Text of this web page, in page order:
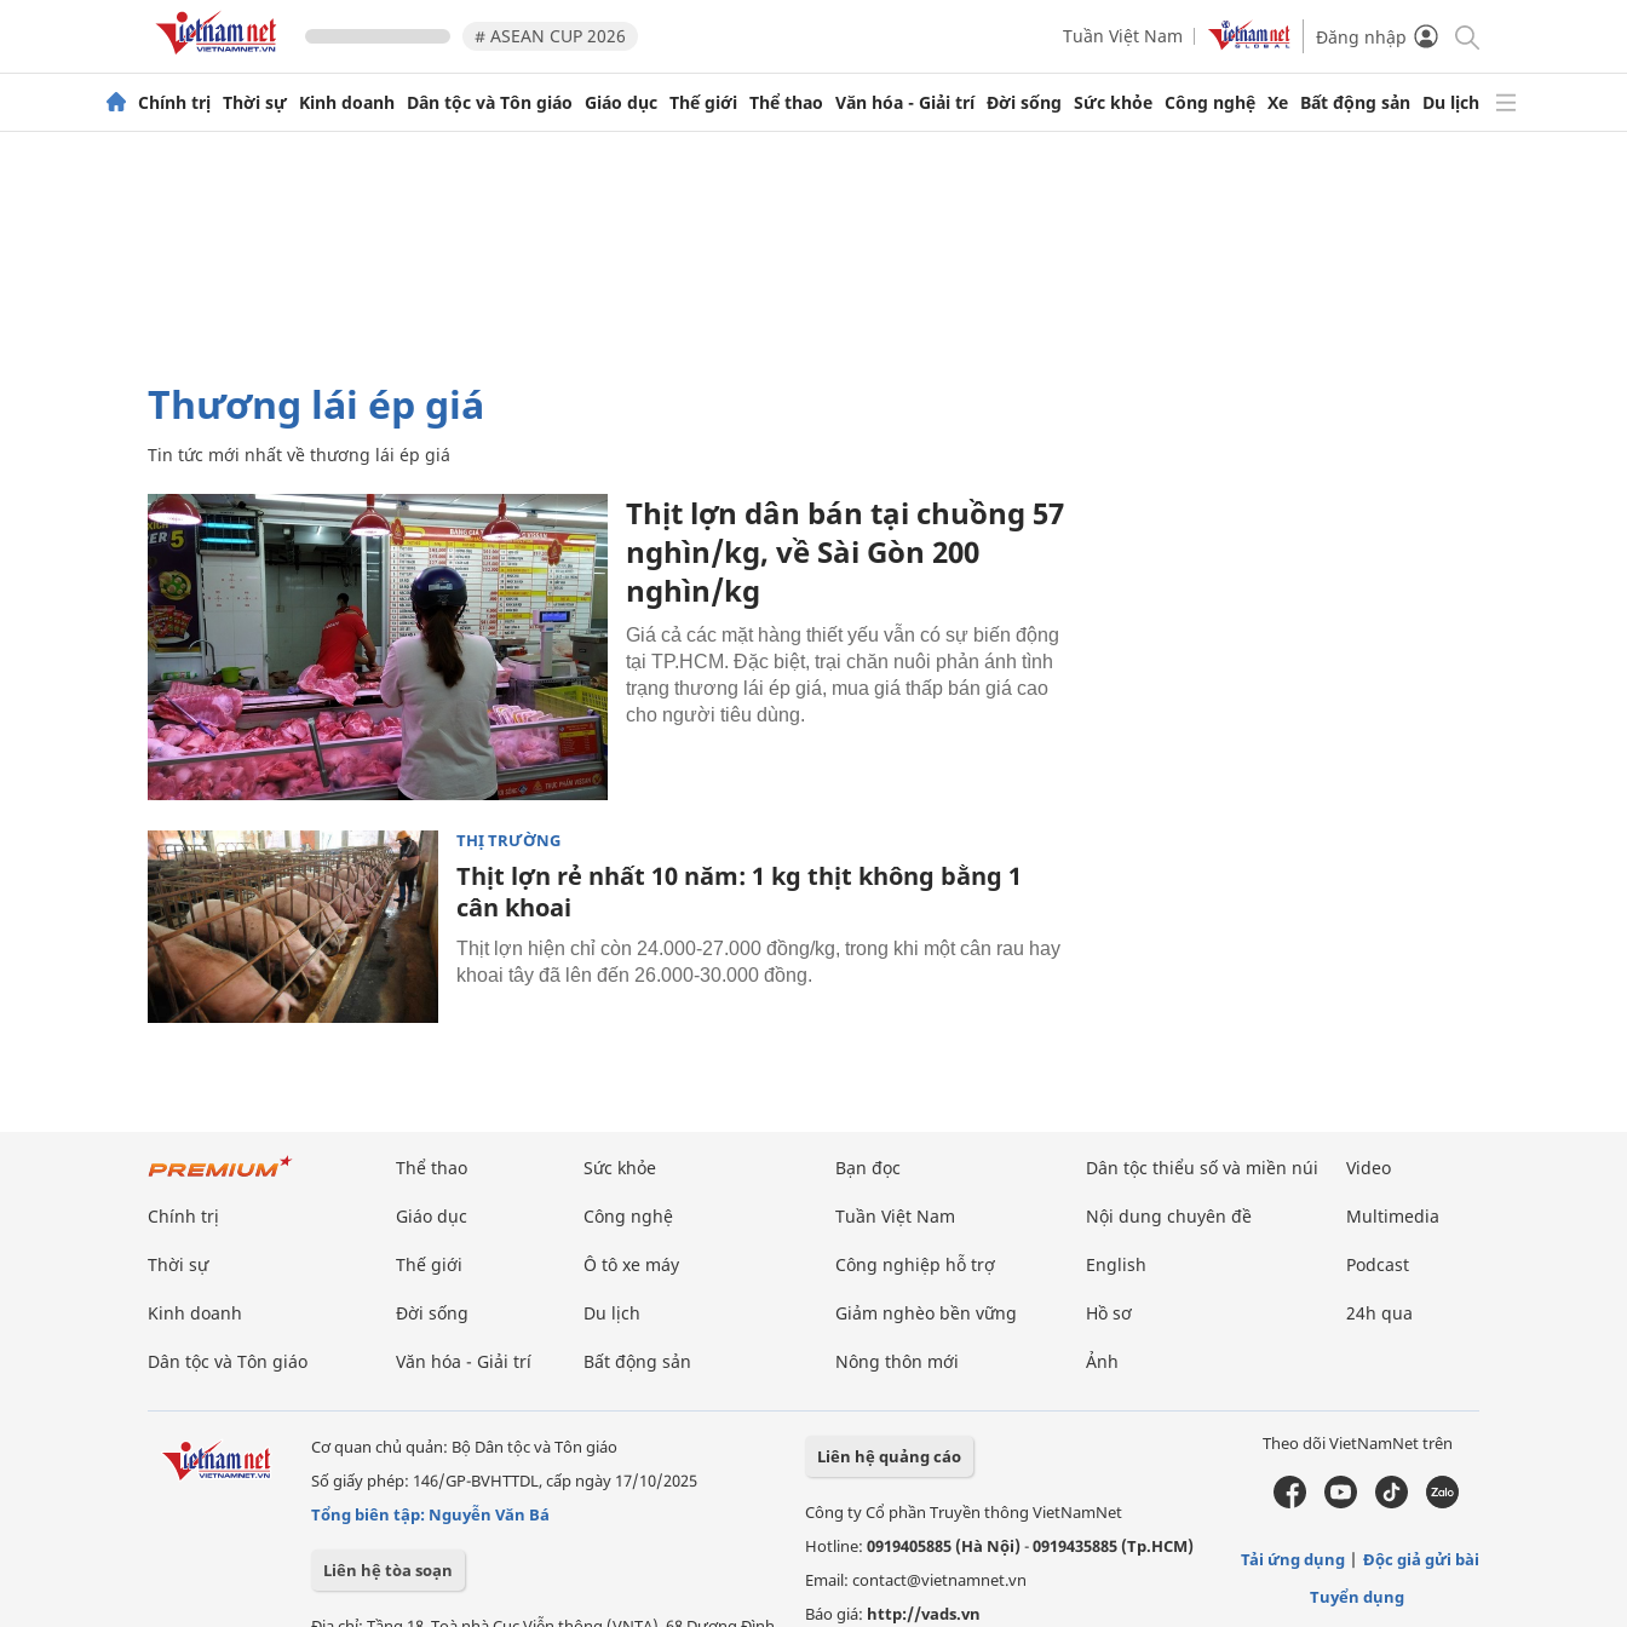
# ASEAN CUP 2026 Tuần Việt Nam Đăng nhập
Chính trị Thời sự Kinh doanh Dân tộc và Tôn giáo Giáo dục Thế giới Thể thao Văn hóa - Giải trí Đời sống Sức khỏe Công nghệ Xe Bất động sản Du lịch
thương lái ép giá
Tin tức mới nhất về thương lái ép giá
Thịt lợn dân bán tại chuồng 57
nghìn/kg, về Sài Gòn 200
nghìn/kg
Giá cả các mặt hàng thiết yếu vẫn có sự biến động
tại TP.HCM. Đặc biệt, trại chăn nuôi phản ánh tình
trạng thương lái ép giá, mua giá thấp bán giá cao
cho người tiêu dùng.
THỊ TRƯỜNG
Thịt lợn rẻ nhất 10 năm: 1 kg thịt không bằng 1
cân khoai
Thịt lợn hiện chỉ còn 24.000-27.000 đồng/kg, trong khi một cân rau hay
khoai tây đã lên đến 26.000-30.000 đồng.
Chính trị
Thời sự
Kinh doanh
Dân tộc và Tôn giáo
Thể thao
Giáo dục
Thế giới
Đời sống
Văn hóa - Giải trí
Sức khỏe
Công nghệ
Ô tô xe máy
Du lịch
Bất động sản
Bạn đọc
Tuần Việt Nam
Công nghiệp hỗ trợ
Giảm nghèo bền vững
Nông thôn mới
Dân tộc thiểu số và miền núi
Nội dung chuyên đề
English
Hồ sơ
Ảnh
Video
Multimedia
Podcast
24h qua
Cơ quan chủ quản: Bộ Dân tộc và Tôn giáo
Số giấy phép: 146/GP-BVHTTDL, cấp ngày 17/10/2025
Tổng biên tập: Nguyễn Văn Bá
Liên hệ tòa soạn
Liên hệ quảng cáo
Công ty Cổ phần Truyền thông VietNamNet
Hotline: 0919405885 (Hà Nội)-0919435885 (Tp.HCM)
Email: contact@vietnamnet.vn
Báo giá: http://vads.vn
Theo dõi VietNamNet trên
Tải ứng dụng
Độc giả gửi bài
Tuyển dụng